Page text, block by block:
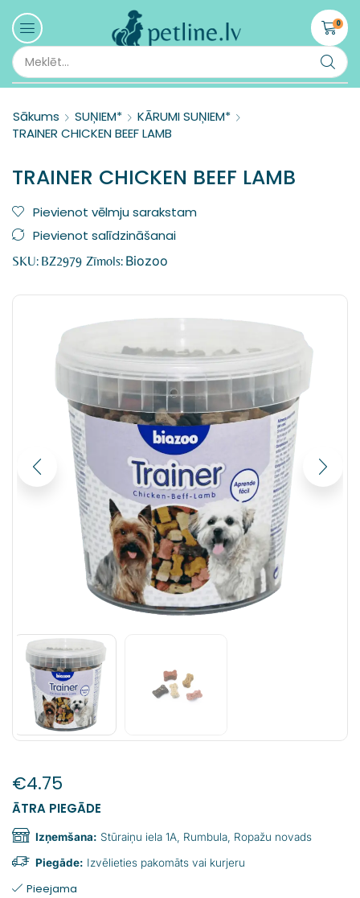
0
Sākums SUŅIEM*
KĀRUMI SUŅIEM*
TRAINER CHICKEN BEEF LAMB
TRAINER CHICKEN BEEF LAMB
Pievienot vēlmju sarakstam
Pievienot salīdzināšanai
SKU: BZ2979 Zīmols: Biozoo
€4.75
ĀTRA PIEGĀDE
Izņemšana: Stūraiņu iela 1A, Rumbula, Ropažu novads
Piegāde: Izvēlieties pakomāts vai kurjeru
Pieejama